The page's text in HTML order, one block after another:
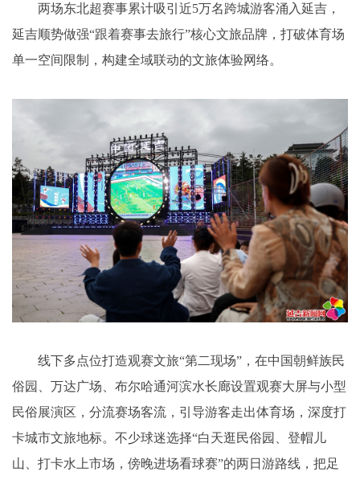
两场东北超赛事累计吸引近5万名跨城游客涌入延吉，
延吉顺势做强“跟着赛事去旅行”核心文旅品牌，打破体育场
单一空间限制，构建全域联动的文旅体验网络。
线下多点位打造观赛文旅“第二现场”，在中国朝鲜族民
俗园、万达广场、布尔哈通河滨水长廊设置观赛大屏与小型
民俗展演区，分流赛场客流，引导游客走出体育场，深度打
卡城市文旅地标。不少球迷选择“白天逛民俗园、登帽儿
山、打卡水上市场，傍晚进场看球赛”的两日游路线，把足